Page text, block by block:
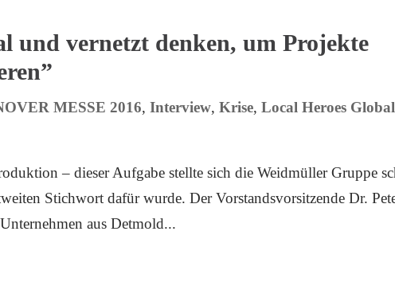
und vernetzt denken, um Projekte
MESSE 2016,Interview,Krise,Local Heroes Global
– dieser Aufgabe stellte sich die Weidmüller Gruppe
Stichwort dafür wurde. Der Vorstandsvorsitzende Dr.
aus Detmold...